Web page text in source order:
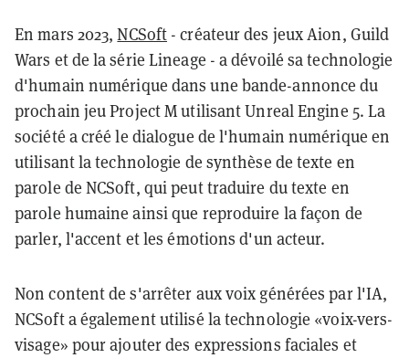
En mars 2023,NCSoft - créateur des jeux Aion, Guild
Wars et de la série Lineage - a dévoilé sa technologie
d'humain numérique dans une bande-annonce du
prochain jeu Project M utilisant Unreal Engine 5. La
société a créé le dialogue de l'humain numérique en
utilisant la technologie de synthèse de texte en
parole de NCSoft, qui peut traduire du texte en
parole humaine ainsi que reproduire la façon de
parler, l'accent et les émotions d'un acteur.
Non content de s'arrêter aux voix générées par l'IA,
NCSoft a également utilisé la technologie «voix-vers-
visage» pour ajouter des expressions faciales et